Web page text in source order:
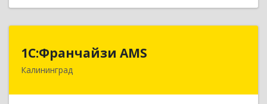
1С:Франчайзи AMS
Калининград
238325, Калининградская обл, Гурьевский р-н,